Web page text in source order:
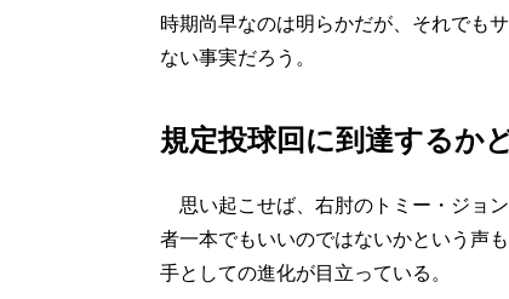
時期尚早なのは明らかだが、それでも
ない事実だろう。
規定投球回に到達するか
思い起こせば、右肘のトミー・ジョ
者一本でもいいのではないかという声
手としての進化が目立っている。